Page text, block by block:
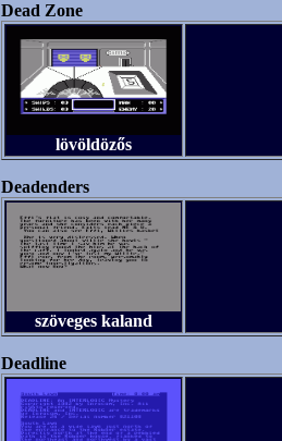
Dead Zone
lövöldözős
Deadenders
szöveges kaland
Deadline